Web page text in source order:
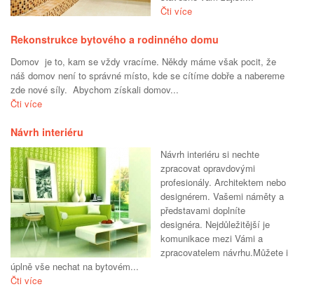
Čti více
Rekonstrukce bytového a rodinného domu
Domov je to, kam se vždy vracíme. Někdy máme však pocit, že
náš domov není to správné místo, kde se cítíme dobře a nabereme
zde nové síly. Abychom získali domov...
Čti více
Návrh interiéru
Návrh interiéru si nechte
zpracovat opravdovými
profesionály. Architektem nebo
designérem. Vašemi náměty a
představami doplníte
designéra. Nejdůležitější je
komunikace mezi Vámi a
zpracovatelem návrhu.Můžete i
úplně vše nechat na bytovém...
Čti více